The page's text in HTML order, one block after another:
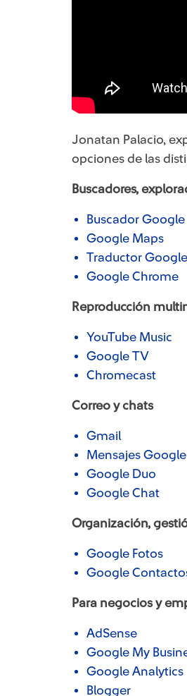
Jonatan Palacio,
opciones de las
Buscadores,
Buscador Google
Google Maps
Traductor Google
Google Chrome
Reproducción
YouTube Music
Google TV
Chromecast
Correo y chats
Gmail
Mensajes Google
Google Duo
Google Chat
Organización,
Google Fotos
Google
Para negocios y
AdSense
Google My
Google Analytics
Blogger